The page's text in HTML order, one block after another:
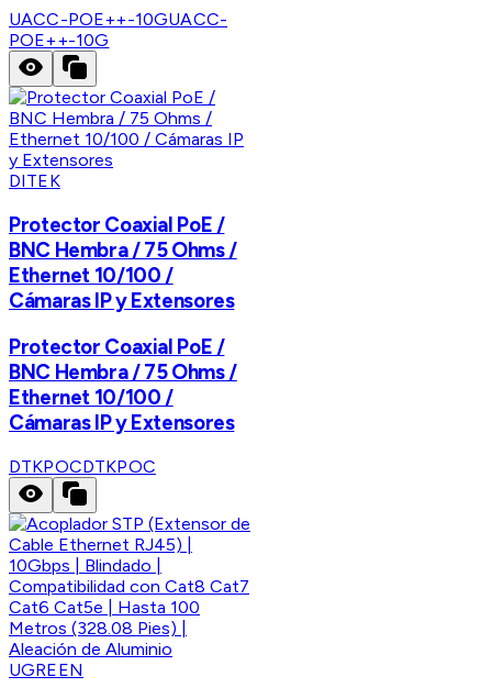
UACC-POE++-10GUACC-
POE++-10G
DITEK
Protector Coaxial PoE /
BNC Hembra / 75 Ohms /
Ethernet 10/100 /
Cámaras IP y Extensores
Protector Coaxial PoE /
BNC Hembra / 75 Ohms /
Ethernet 10/100 /
Cámaras IP y Extensores
DTKPOCDTKPOC
UGREEN